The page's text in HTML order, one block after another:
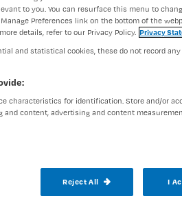
Accreditatiepunten: 2
Auteur:
die langer dan een
to you. You can resurface this menu to
Preferences link on the bottom of the
details, refer to our Privacy Policy. Privacy
and statistical cookies, these do not record
characteristics for identification. Store and/or
and content, advertising and content
Reject All I